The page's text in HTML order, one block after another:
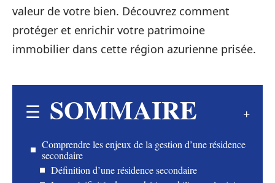
valeur de votre bien. Découvrez comment
protéger et enrichir votre patrimoine
immobilier dans cette région azurienne prisée.
SOMMAIRE
Comprendre les enjeux de la gestion d’une résidence
secondaire
Définition d’une résidence secondaire